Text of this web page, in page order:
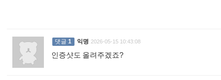
댓글 1 익명 2026-05-15 10:43:08
인증샷도 올려주겠죠?